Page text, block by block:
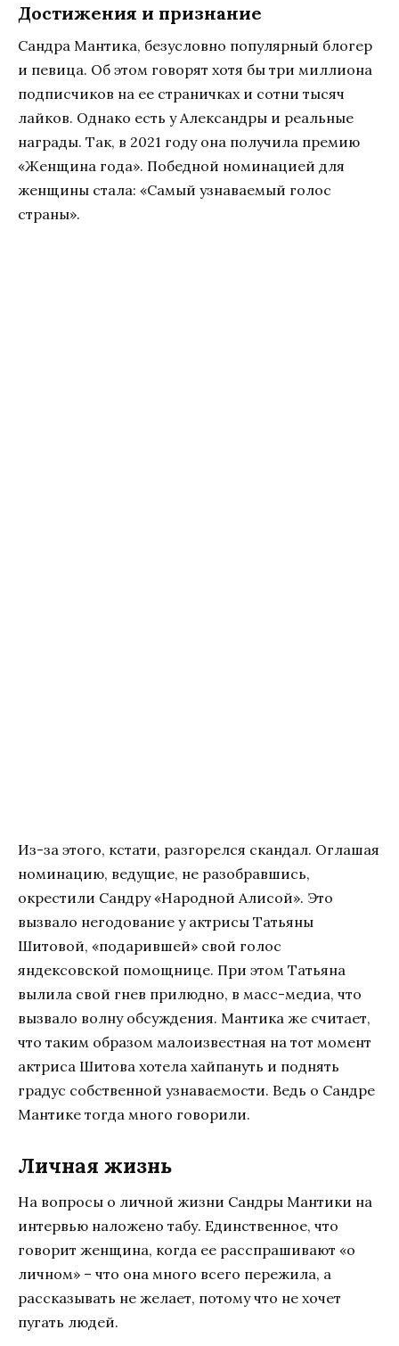
Достижения и признание
Сандра Мантика, безусловно популярный блогер
и певица. Об этом говорят хотя бы три миллиона
подписчиков на ее страничках и сотни тысяч
лайков. Однако есть у Александры и реальные
награды. Так, в 2021 году она получила премию
«Женщина года». Победной номинацией для
женщины стала: «Самый узнаваемый голос
страны».
Из-за этого, кстати, разгорелся скандал. Оглашая
номинацию, ведущие, не разобравшись,
окрестили Сандру «Народной Алисой». Это
вызвало негодование у актрисы Татьяны
Шитовой, «подарившей» свой голос
яндексовской помощнице. При этом Татьяна
вылила свой гнев прилюдно, в масс-медиа, что
вызвало волну обсуждения. Мантика же считает,
что таким образом малоизвестная на тот момент
актриса Шитова хотела хайпануть и поднять
градус собственной узнаваемости. Ведь о Сандре
Мантике тогда много говорили.
Личная жизнь
На вопросы о личной жизни Сандры Мантики на
интервью наложено табу. Единственное, что
говорит женщина, когда ее расспрашивают «о
личном» – что она много всего пережила, а
рассказывать не желает, потому что не хочет
пугать людей.